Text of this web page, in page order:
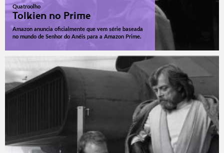
Quatroolho
Tolkien no Prime
Amazon anuncia oficialmente que vem série baseada
no mundo de Senhor do Anéis para a Amazon Prime.